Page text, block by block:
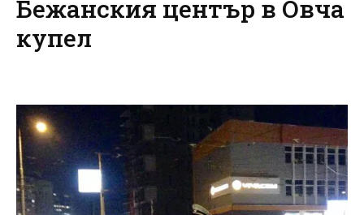
Бежанския център в Овча
купел